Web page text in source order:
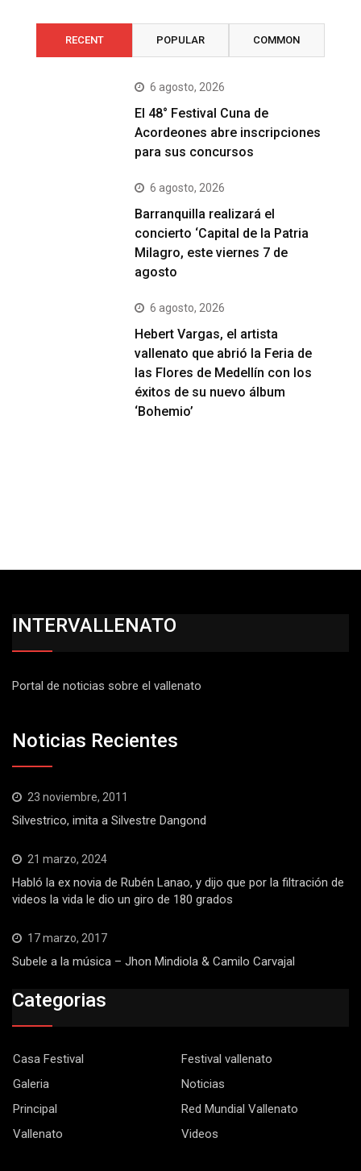
RECENT POPULAR COMMON
6 agosto, 2026
El 48° Festival Cuna de
Acordeones abre inscripciones
para sus concursos
6 agosto, 2026
Barranquilla realizará el
concierto ‘Capital de la Patria
Milagro, este viernes 7 de
agosto
6 agosto, 2026
Hebert Vargas, el artista
vallenato que abrió la Feria de
las Flores de Medellín con los
éxitos de su nuevo álbum
‘Bohemio’
INTERVALLENATO
Portal de noticias sobre el vallenato
Noticias Recientes
23 noviembre, 2011
Silvestrico, imita a Silvestre Dangond
21 marzo, 2024
Habló la ex novia de Rubén Lanao, y dijo que por la filtración de
videos la vida le dio un giro de 180 grados
17 marzo, 2017
Subele a la música – Jhon Mindiola & Camilo Carvajal
Categorias
Casa Festival
Festival vallenato
Galeria
Noticias
Principal
Red Mundial Vallenato
Vallenato
Videos